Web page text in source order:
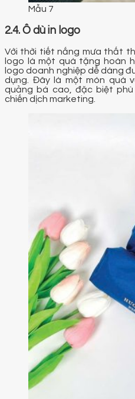
Mẫu 7
2.4. Ô dù in logo
Với thời tiết nắng mưa thất
logo là một quà tặng hoàn
logo doanh nghiệp dễ dàng
dụng. Đây là một món quà
quảng bá cao, đặc biệt
chiến dịch marketing.